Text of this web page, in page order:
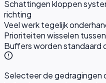
Schattingen kloppen
richting
Veel werk tegelijk
Prioriteiten wisselen
Buffers worden standaard
Selecteer de gedragingen